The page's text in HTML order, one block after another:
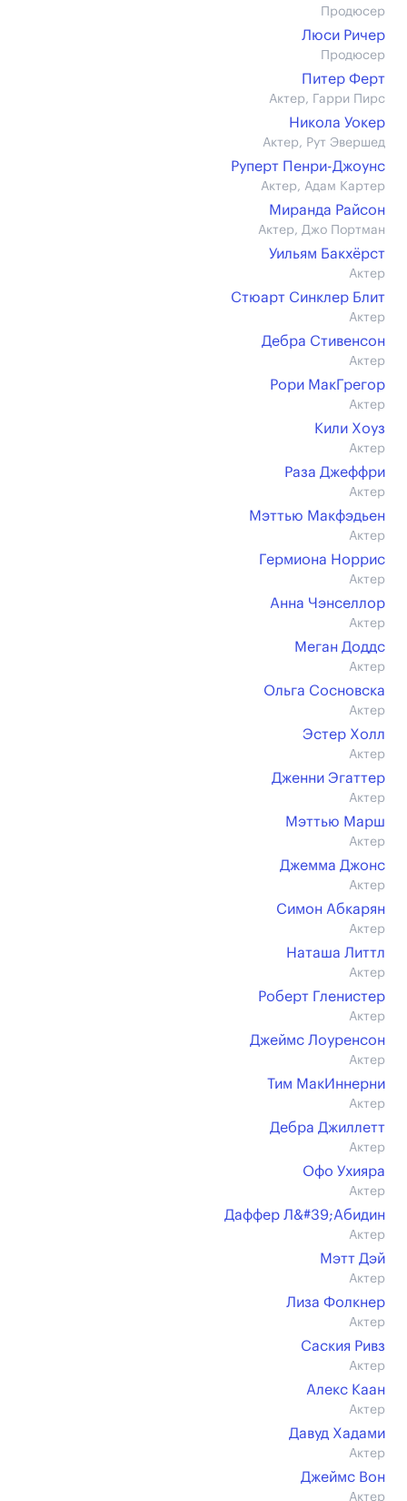
Продюсер
Люси Ричер
Продюсер
Питер Ферт
Актер, Гарри Пирс
Никола Уокер
Актер, Рут Эвершед
Руперт Пенри-Джоунс
Актер, Адам Картер
Миранда Райсон
Актер, Джо Портман
Уильям Бакхёрст
Актер
Стюарт Синклер Блит
Актер
Дебра Стивенсон
Актер
Рори МакГрегор
Актер
Кили Хоуз
Актер
Раза Джеффри
Актер
Мэттью Макфэдьен
Актер
Гермиона Норрис
Актер
Анна Чэнселлор
Актер
Меган Доддс
Актер
Ольга Сосновска
Актер
Эстер Холл
Актер
Дженни Эгаттер
Актер
Мэттью Марш
Актер
Джемма Джонс
Актер
Симон Абкарян
Актер
Наташа Литтл
Актер
Роберт Гленистер
Актер
Джеймс Лоуренсон
Актер
Тим МакИннерни
Актер
Дебра Джиллетт
Актер
Офо Ухияра
Актер
Даффер Л&#39;Абидин
Актер
Мэтт Дэй
Актер
Лиза Фолкнер
Актер
Саския Ривз
Актер
Алекс Каан
Актер
Давуд Хадами
Актер
Джеймс Вон
Актер